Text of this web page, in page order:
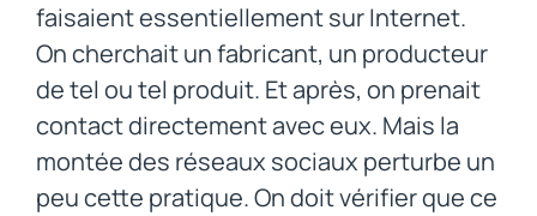
faisaient essentiellement sur Internet.
On cherchait un fabricant, un producteur
de tel ou tel produit. Et après, on prenait
contact directement avec eux. Mais la
montée des réseaux sociaux perturbe un
peu cette pratique. On doit vérifier que ce